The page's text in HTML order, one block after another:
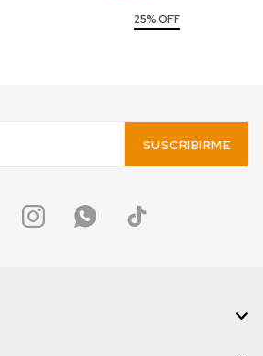
25% OFF
SUSCRIBIRME
  